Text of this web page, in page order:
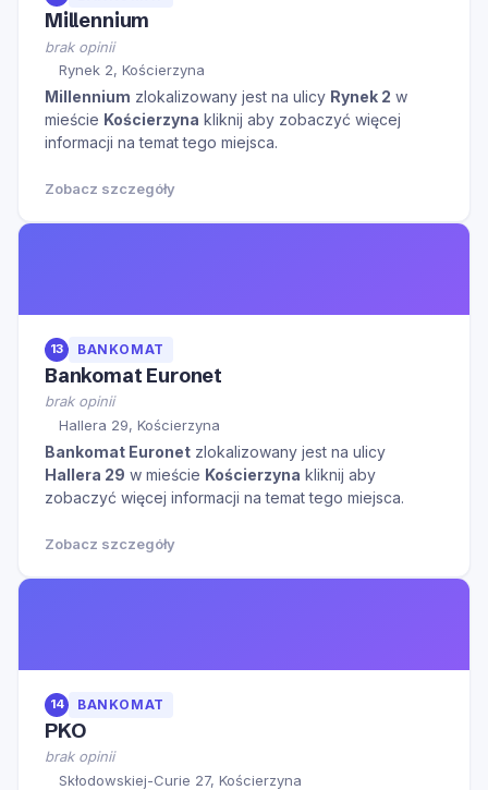
Millennium
brak opinii
Rynek 2, Kościerzyna
Millennium zlokalizowany jest na ulicy Rynek 2 w
mieście Kościerzyna kliknij aby zobaczyć więcej
informacji na temat tego miejsca.
Zobacz szczegóły
13 BANKOMAT
Bankomat Euronet
brak opinii
Hallera 29, Kościerzyna
Bankomat Euronet zlokalizowany jest na ulicy
Hallera 29 w mieście Kościerzyna kliknij aby
zobaczyć więcej informacji na temat tego miejsca.
Zobacz szczegóły
14 BANKOMAT
PKO
brak opinii
Skłodowskiej-Curie 27, Kościerzyna